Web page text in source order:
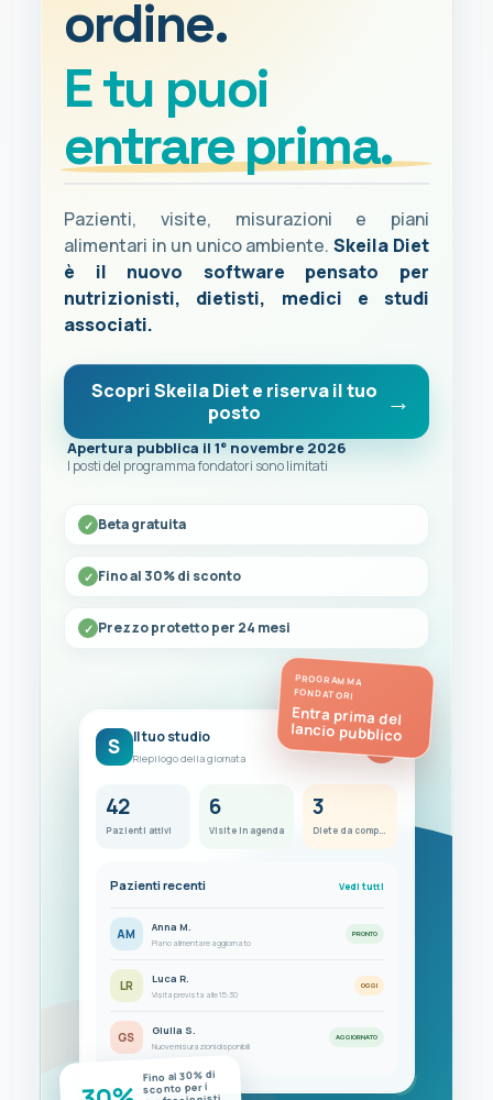
ordine.
E tu puoi
entrare prima.
Pazienti, visite, misurazioni e piani
alimentari in un unico ambiente.Skeila Diet
è il nuovo software pensato per
nutrizionisti, dietisti, medici e studi
associati.
Scopri Skeila Diet e riserva il tuo
posto
Apertura pubblica il 1° novembre 2026
I posti del programma fondatori sono limitati
Beta gratuita
Fino al 30% di sconto
Prezzo protetto per 24 mesi
PROGRAMMA
FONDATORI
Entra prima del
lancio pubblico
S Il tuo studio
Riepilogo della giornata
FC
42
Pazienti attivi
6
Visite in agenda
3
Diete da completare
Pazienti recenti Vedi tutti
AM Anna M.
Piano alimentare aggiornato
PRONTO
LR Luca R.
Visita prevista alle 15:30
OGGI
GS Giulia S.
Nuove misurazioni disponibili
AGGIORNATO
Fino al 30% di
sconto per i